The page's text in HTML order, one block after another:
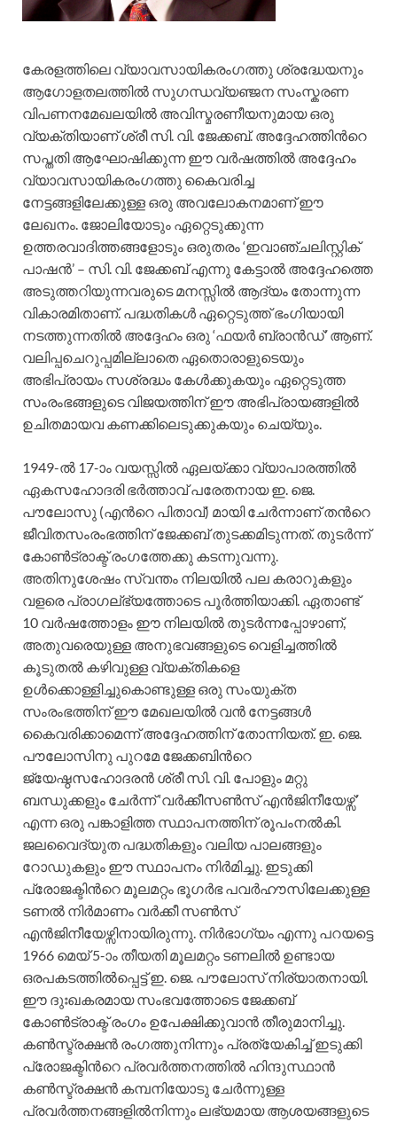
കേരളത്തിലെ വ്യാവസായികരംഗത്തു ശ്രദ്ധേയനും
ആഗോളതലത്തില്‍ സുഗന്ധവ്യഞ്ജന സംസ്കരണ
വിപണനമേഖലയില്‍ അവിസ്മരണീയനുമായ ഒരു
വ്യക്തിയാണ് ശ്രീ സി. വി. ജേക്കബ്. അദ്ദേഹത്തിന്‍റെ
സപ്തതി ആഘോഷിക്കുന്ന ഈ വര്‍ഷത്തില്‍ അദ്ദേഹം
വ്യാവസായികരംഗത്തു കൈവരിച്ച
നേട്ടങ്ങളിലേക്കുള്ള ഒരു അവലോകനമാണ് ഈ
ലേഖനം. ജോലിയോടും ഏറ്റെടുക്കുന്ന
ഉത്തരവാദിത്തങ്ങളോടും ഒരുതരം ‘ഇവാഞ്ചലിസ്റ്റിക്
പാഷന്‍’ – സി. വി. ജേക്കബ് എന്നു കേട്ടാല്‍ അദ്ദേഹത്തെ
അടുത്തറിയുന്നവരുടെ മനസ്സില്‍ ആദ്യം തോന്നുന്ന
വികാരമിതാണ്. പദ്ധതികള്‍ ഏറ്റെടുത്ത് ഭംഗിയായി
നടത്തുന്നതില്‍ അദ്ദേഹം ഒരു ‘ഫയര്‍ ബ്രാന്‍ഡ്’ ആണ്.
വലിപ്പചെറുപ്പമില്ലാതെ ഏതൊരാളുടെയും
അഭിപ്രായം സശ്രദ്ധം കേള്‍ക്കുകയും ഏറ്റെടുത്ത
സംരംഭങ്ങളുടെ വിജയത്തിന് ഈ അഭിപ്രായങ്ങളില്‍
ഉചിതമായവ കണക്കിലെടുക്കുകയും ചെയ്യും.
1949-ല്‍ 17-ാം വയസ്സില്‍ ഏലയ്ക്കാ വ്യാപാരത്തില്‍
ഏകസഹോദരി ഭര്‍ത്താവ് പരേതനായ ഇ. ജെ.
പൗലോസു (എന്‍റെ പിതാവ്) മായി ചേര്‍ന്നാണ് തന്‍റെ
ജീവിതസംരംഭത്തിന് ജേക്കബ് തുടക്കമിടുന്നത്. തുടര്‍ന്ന്
കോണ്‍ട്രാക്ട് രംഗത്തേക്കു കടന്നുവന്നു.
അതിനുശേഷം സ്വന്തം നിലയില്‍ പല കരാറുകളും
വളരെ പ്രാഗല്ഭ്യത്തോടെ പൂര്‍ത്തിയാക്കി. ഏതാണ്ട്
10 വര്‍ഷത്തോളം ഈ നിലയില്‍ തുടര്‍ന്നപ്പോഴാണ്,
അതുവരെയുള്ള അനുഭവങ്ങളുടെ വെളിച്ചത്തില്‍
കൂടുതല്‍ കഴിവുള്ള വ്യക്തികളെ
ഉള്‍ക്കൊള്ളിച്ചുകൊണ്ടുള്ള ഒരു സംയുക്ത
സംരംഭത്തിന് ഈ മേഖലയില്‍ വന്‍ നേട്ടങ്ങള്‍
കൈവരിക്കാമെന്ന് അദ്ദേഹത്തിന് തോന്നിയത്. ഇ. ജെ.
പൗലോസിനു പുറമേ ജേക്കബിന്‍റെ
ജ്യേഷ്ഠസഹോദരന്‍ ശ്രീ സി. വി. പോളും മറ്റു
ബന്ധുക്കളും ചേര്‍ന്ന് ‘വര്‍ക്കീസണ്‍സ് എന്‍ജിനീയേഴ്സ്’
എന്ന ഒരു പങ്കാളിത്ത സ്ഥാപനത്തിന് രൂപംനല്‍കി.
ജലവൈദ്യുത പദ്ധതികളും വലിയ പാലങ്ങളും
റോഡുകളും ഈ സ്ഥാപനം നിര്‍മിച്ചു. ഇടുക്കി
പ്രോജക്ടിന്‍റെ മൂലമറ്റം ഭൂഗര്‍ഭ പവര്‍ഹൗസിലേക്കുള്ള
ടണല്‍ നിര്‍മാണം വര്‍ക്കീ സണ്‍സ്
എന്‍ജിനീയേഴ്സിനായിരുന്നു. നിര്‍ഭാഗ്യം എന്നു പറയട്ടെ
1966 മെയ് 5-ാം തീയതി മൂലമറ്റം ടണലില്‍ ഉണ്ടായ
ഒരപകടത്തില്‍പ്പെട്ട് ഇ. ജെ. പൗലോസ് നിര്യാതനായി.
ഈ ദുഃഖകരമായ സംഭവത്തോടെ ജേക്കബ്
കോണ്‍ട്രാക്ട് രംഗം ഉപേക്ഷിക്കുവാന്‍ തീരുമാനിച്ചു.
കണ്‍സ്ട്രക്ഷന്‍ രംഗത്തുനിന്നും പ്രത്യേകിച്ച് ഇടുക്കി
പ്രോജക്ടിന്‍റെ പ്രവര്‍ത്തനത്തില്‍ ഹിന്ദുസ്ഥാന്‍
കണ്‍സ്ട്രക്ഷന്‍ കമ്പനിയോടു ചേര്‍ന്നുള്ള
പ്രവര്‍ത്തനങ്ങളില്‍നിന്നും ലഭ്യമായ ആശയങ്ങളുടെ